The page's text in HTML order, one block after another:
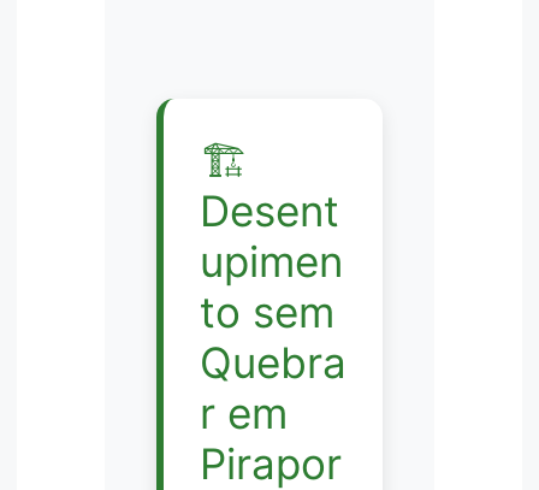
🏗️
Desent
upimen
to sem
Quebra
r em
Pirapor